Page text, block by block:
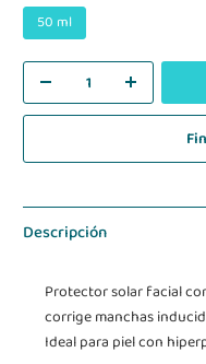
50 ml
Descripción
Protector solar facial
corrige manchas
Ideal para piel con